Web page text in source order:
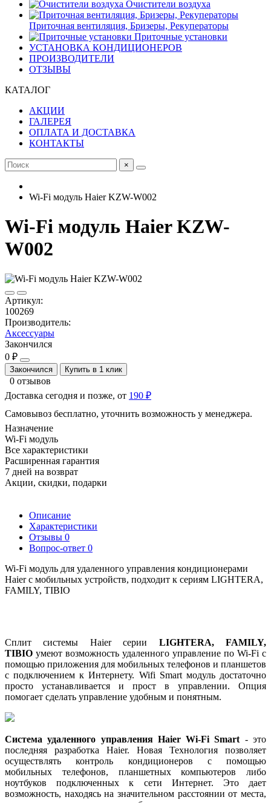
Очистители воздуха
Приточная вентиляция, Бризеры, Рекуператоры
Приточные установки
УСТАНОВКА КОНДИЦИОНЕРОВ
ПРОИЗВОДИТЕЛИ
ОТЗЫВЫ
КАТАЛОГ
АКЦИИ
ГАЛЕРЕЯ
ОПЛАТА И ДОСТАВКА
КОНТАКТЫ
×
Wi-Fi модуль Haier KZW-W002
Wi-Fi модуль Haier KZW-
W002
Артикул:
100269
Производитель:
Аксессуары
Закончился
0 ₽
Закончился Купить в 1 клик
0 отзывов
Доставка сегодня и позже, от 190 ₽
Самовывоз бесплатно, уточнить возможность у менеджера.
Назначение
Wi-Fi модуль
Все характеристики
Расширенная гарантия
7 дней на возврат
Акции, скидки, подарки
Описание
Характеристики
Отзывы 0
Вопрос-ответ 0
Wi-Fi модуль для удаленного управления кондиционерами
Haier с мобильных устройств, подходит к сериям LIGHTERA,
FAMILY, TIBIO
Сплит системы Haier серии LIGHTERA, FAMILY,
TIBIO умеют возможность удаленного управление по Wi-Fi с
помощью приложения для мобильных телефонов и планшетов
с подключением к Интернету. Wifi Smart модуль достаточно
просто устанавливается и прост в управлении. Опция
помогает сделать управление удобным и понятным.
Система удаленного управления Haier Wi-Fi Smart - это
последняя разработка Haier. Новая Технология позволяет
осуществлять контроль кондиционеров с помощью
мобильных телефонов, планшетных компьютеров либо
ноутбуков подключенных к сети Интернет. Это дает
возможность, находясь на значительном расстоянии от места,